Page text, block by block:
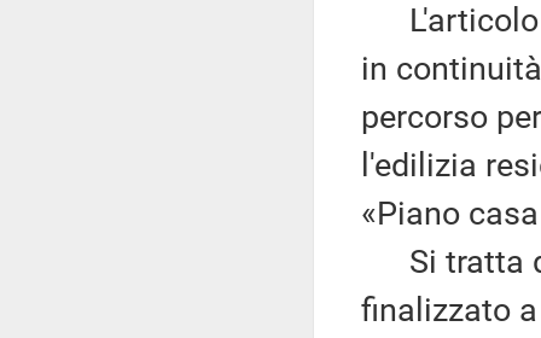
L'articolo
in
percorso
l'edilizia
«Piano
Si tratta
finalizzato